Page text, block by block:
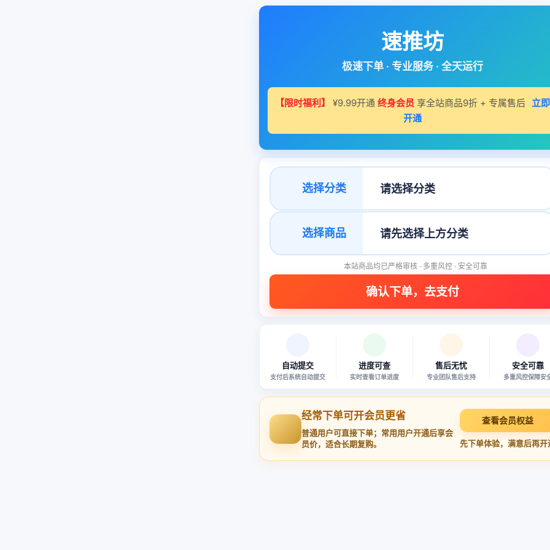
速推坊
极速下单 · 专业服务 · 全天运行
【限时福利】 ¥9.99开通 终身会员 享全站商品9折 + 专属售后 立即
开通
选择分类
选择商品
本站商品均已严格审核 · 多重风控 · 安全可靠
自动提交
支付后系统自动提交
进度可查
实时查看订单进度
售后无忧
专业团队售后支持
安全可靠
多重风控保障安
经常下单可开会员更省
普通用户可直接下单；常用用户开通后享会
员价，适合长期复购。
查看会员权益
先下单体验，满意后再开